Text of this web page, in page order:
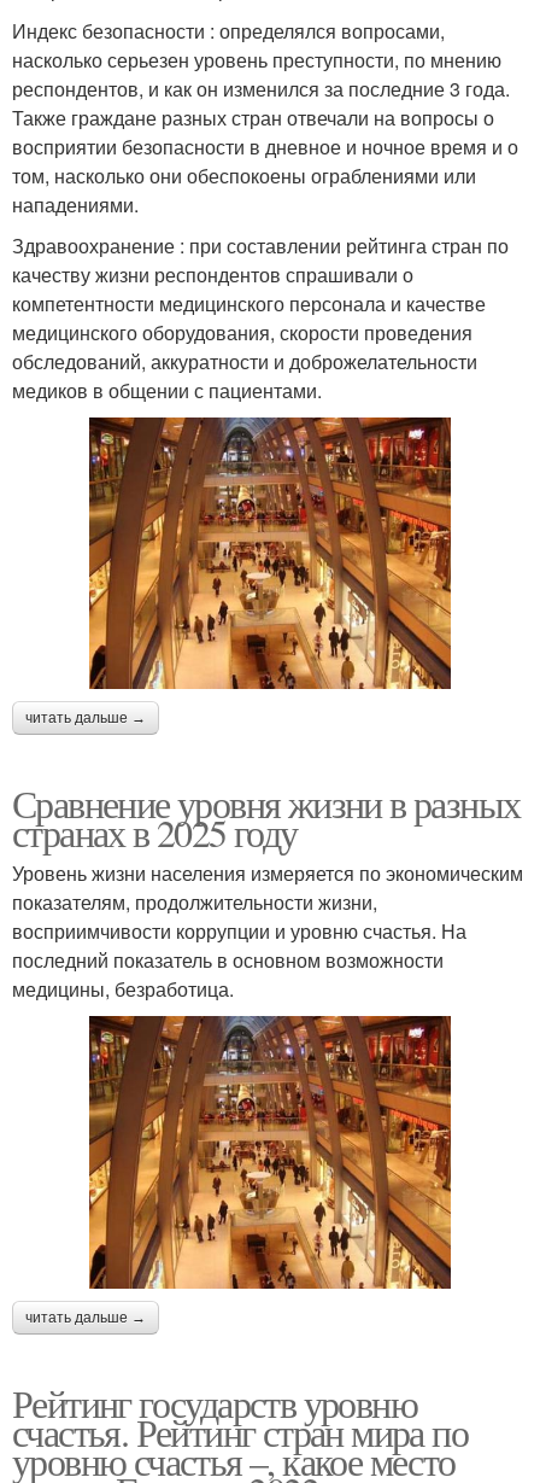
Индекс безопасности : определялся вопросами,
насколько серьезен уровень преступности, по мнению
респондентов, и как он изменился за последние 3 года.
Также граждане разных стран отвечали на вопросы о
восприятии безопасности в дневное и ночное время и о
том, насколько они обеспокоены ограблениями или
нападениями.
Здравоохранение : при составлении рейтинга стран по
качеству жизни респондентов спрашивали о
компетентности медицинского персонала и качестве
медицинского оборудования, скорости проведения
обследований, аккуратности и доброжелательности
медиков в общении с пациентами.
читать дальше →
Сравнение уровня жизни в разных
странах в 2025 году
Уровень жизни населения измеряется по экономическим
показателям, продолжительности жизни,
восприимчивости коррупции и уровню счастья. На
последний показатель в основном возможности
медицины, безработица.
читать дальше →
Рейтинг государств уровню
счастья. Рейтинг стран мира по
уровню счастья –, какое место